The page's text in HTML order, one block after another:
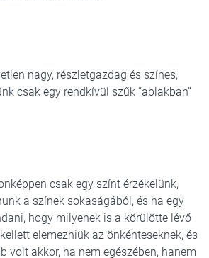
nagy, részletgazdag és színes,
csak egy rendkívül szűk “ablakban”
csak egy színt érzékelünk,
a színek sokaságából, és ha egy
hogy milyenek is a körülötte lévő
elemezniük az önkénteseknek, és
akkor, ha nem egészében, hanem